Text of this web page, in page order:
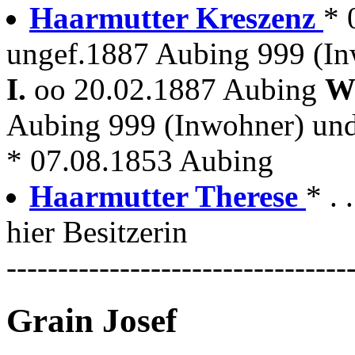
Haarmutter Kreszenz *
ungef.1887 Aubing 999
I. oo 20.02.1887 Aubing
Aubing 999 (Inwohner)
* 07.08.1853 Aubing
Haarmutter Therese * .
hier Besitzerin
Grain Josef